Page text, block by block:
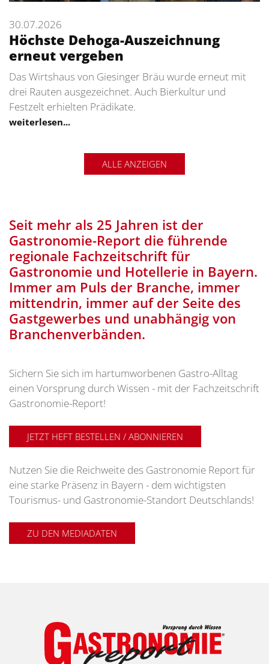
30.07.2026
Höchste Dehoga-Auszeichnung
erneut vergeben
Das Wirtshaus von Giesinger Bräu wurde erneut mit
drei Rauten ausgezeichnet. Auch Bierkultur und
Festzelt erhielten Prädikate.
weiterlesen...
ALLE ANZEIGEN
Seit mehr als 25 Jahren ist der
Gastronomie-Report die führende
regionale Fachzeitschrift für
Gastronomie und Hotellerie in Bayern.
Immer am Puls der Branche, immer
mittendrin, immer auf der Seite des
Gastgewerbes und unabhängig von
Branchenverbänden.
Sichern Sie sich im hartumworbenen Gastro-Alltag
einen Vorsprung durch Wissen - mit der Fachzeitschrift
Gastronomie-Report!
JETZT HEFT BESTELLEN / ABONNIEREN
Nutzen Sie die Reichweite des Gastronomie Report für
eine starke Präsenz in Bayern - dem wichtigsten
Tourismus- und Gastronomie-Standort Deutschlands!
ZU DEN MEDIADATEN